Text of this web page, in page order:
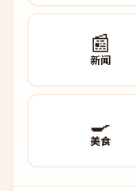
📰
新闻
🍳
美食